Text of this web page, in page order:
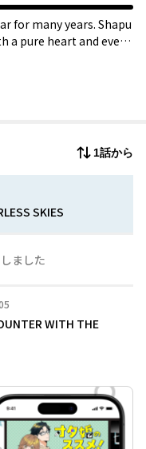
for many years. Shapu
a pure heart and event
A comic adaptation of
1話から
SKIES
ました
WITH THE